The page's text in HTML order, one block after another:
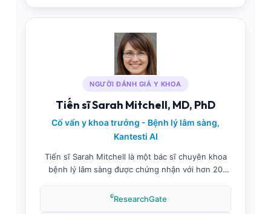
NGƯỜI ĐÁNH GIÁ Y KHOA
Tiến sĩ Sarah Mitchell, MD, PhD
Cố vấn y khoa trưởng - Bệnh lý lâm sàng,
Kantesti AI
Tiến sĩ Sarah Mitchell là một bác sĩ chuyên khoa
bệnh lý lâm sàng được chứng nhận với hơn 20
đánh giá độ chính xác chẩn đoán. Là Cố vấn Y
ResearchGate